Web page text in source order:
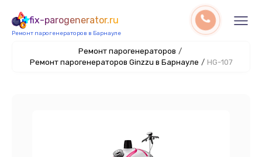
fix-parogenerator.ru
Ремонт парогенераторов в Барнауле
Ремонт парогенераторов /
Ремонт парогенераторов Ginzzu в Барнауле / HG-107